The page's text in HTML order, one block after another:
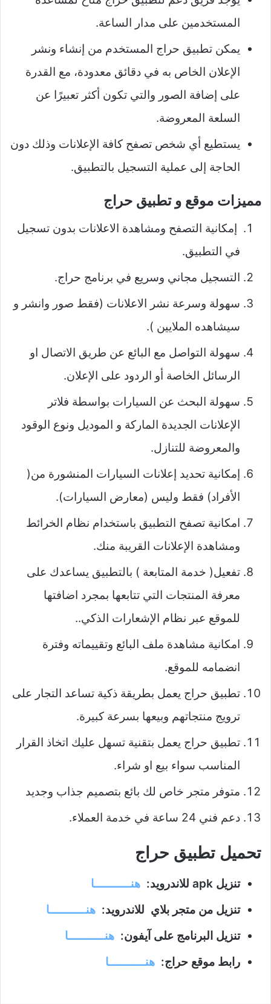
المستخدمين على مدار الساعة.
يمكن تطبيق حراج المستخدم من إنشاء ونشر
الإعلان الخاص به في دقائق معدودة، مع القدرة
على إضافة الصور والتي تكون أكثر تعبيرًا عن
السلعة المعروضة.
يستطيع أي شخص تصفح كافة الإعلانات وذلك دون
الحاجة إلى عملية التسجيل بالتطبيق.
مميزات موقع و تطبيق حراج
إمكانية التصفح ومشاهدة الاعلانات بدون تسجيل
في التطبيق.
التسجيل مجاني وسريع في برنامج حراج.
سهولة وسرعة نشر الاعلانات (فقط صور وانشر و
سيشاهده الملايين ).
سهولة التواصل مع البائع عن طريق الاتصال او
الرسائل الخاصة أو الردود على الإعلان.
سهولة البحث عن السيارات بواسطة فلاتر
الإعلانات الجديدة الماركة و الموديل ونوع الوقود
والمعروضة للتنازل.
إمكانية تحديد إعلانات السيارات المنشورة من(
الأفراد) فقط وليس (معارض السيارات).
امكانية تصفح التطبيق باستخدام نظام الخرائط
ومشاهدة الإعلانات القريبة منك.
تفعيل( خدمة المتابعة ) بالتطبيق يساعدك على
معرفة المنتجات التي تتابعها بمجرد اضافتها
للموقع عبر نظام الإشعارات الذكي..
امكانية مشاهدة ملف البائع وتقييماته وفترة
انضمامه للموقع.
تطبيق حراج يعمل بطريقة ذكية تساعد التجار على
ترويج منتجاتهم وبيعها بسرعة كبيرة.
تطبيق حراج يعمل بتقنية تسهل عليك اتخاذ القرار
المناسب سواء بيع او شراء.
متوفر متجر خاص لك بائع بتصميم جذاب وجديد
دعم فني 24 ساعة في خدمة العملاء.
تحميل تطبيق حراج
تنزيل apk للاندرويد:
هنــــــــــا
تنزيل من متجر بلاي للاندرويد: هنــــــــــا
تنزيل البرنامج على آيفون: هنــــــــــا
رابط موقع حراج: هنــــــــــا